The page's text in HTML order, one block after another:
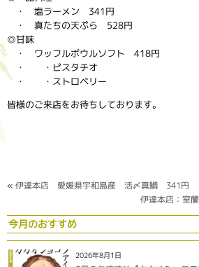
・ 塩ラーメン 341円
・ 真たちの天ぷら 528円
◎甘味
・ ワッフルボウルソフト 418円
・ ・ピスタチオ
・ ・ストロベリー
皆様のご来店をお待ちしております。
« 伊達本店 愛媛県宇和島産 活〆真鯛 341円
伊達本店：
今月のおすすめ
2026年8月1日